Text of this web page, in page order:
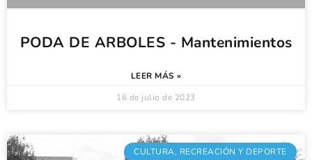
PODA DE ARBOLES - Mantenimientos
LEER MÁS »
16 de julio de 2023
CULTURA, RECREACIÓN Y DEPORTE